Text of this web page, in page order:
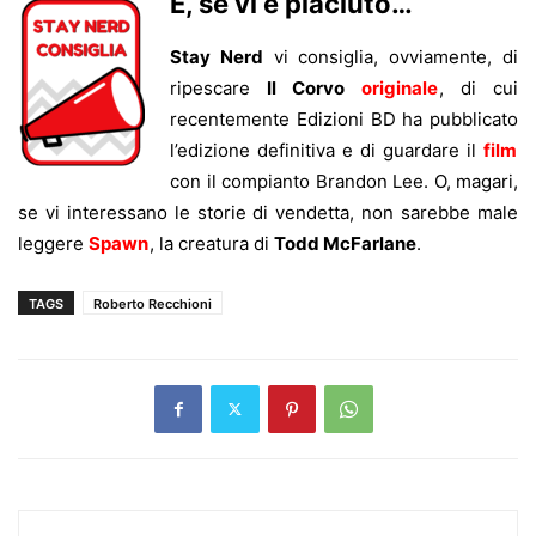
Stay Nerd vi consiglia, ovviamente, di
ripescare Il Corvo originale, di cui
recentemente Edizioni BD ha pubblicato
l’edizione definitiva e di guardare il film
con il compianto Brandon Lee. O, magari,
se vi interessano le storie di vendetta, non sarebbe male
leggere Spawn, la creatura di Todd McFarlane.
TAGS Roberto Recchioni